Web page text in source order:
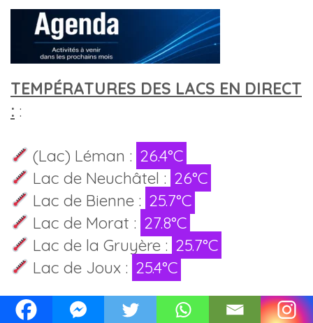
TEMPÉRATURES DES LACS EN DIRECT
: :
(Lac) Léman : 26.4°C
Lac de Neuchâtel : 26°C
Lac de Bienne : 25.7°C
Lac de Morat : 27.8°C
Lac de la Gruyère : 25.7°C
Lac de Joux : 25.4°C
Températures de l'eau de toutes